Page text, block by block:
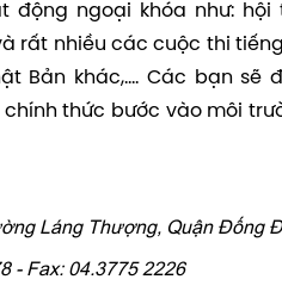
động ngoại khóa như: hội
rất nhiều các cuộc thi
Bản khác,…. Các bạn sẽ
thức bước vào môi
Láng Thượng, Quận Đống
- Fax: 04.3775 2226